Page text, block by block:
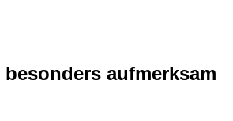
aufmerksam